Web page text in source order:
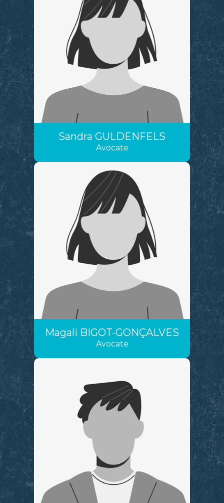
Sandra GULDENFELS
Avocate
Magali BIGOT-GONÇALVES
Avocate